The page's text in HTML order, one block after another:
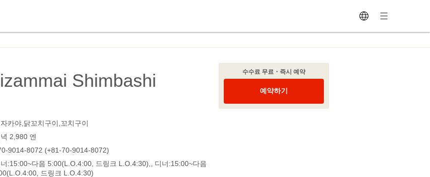
Shimbashi
카야,닭꼬치구이,꼬치구이
2,980 엔
9014-8072 (+81-70-9014-8072)
:15:00~다음 5:00(L.O.4:00, 드링크 L.O.4:30),, 디너:15:00~다음
드링크 L.O.4:30)
수수료 무료・즉시 예약
예약하기